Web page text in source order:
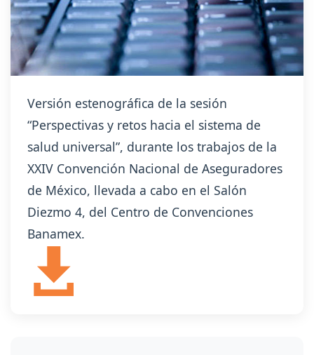
Versión estenográfica de la sesión
“Perspectivas y retos hacia el sistema de
salud universal”, durante los trabajos de la
XXIV Convención Nacional de Aseguradores
de México, llevada a cabo en el Salón
Diezmo 4, del Centro de Convenciones
Banamex.